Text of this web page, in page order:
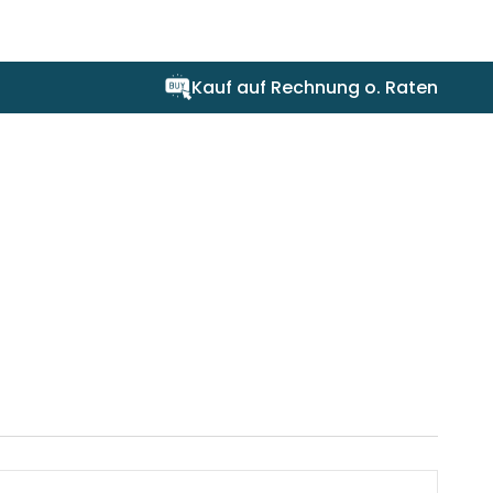
abwischen
sie die Lichtreflektion in der
Kauf auf Rechnung o. Raten